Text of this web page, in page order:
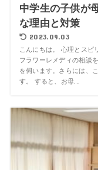
中学生の子供が
な理由と対策
2023.09.03
こんにちは。 心理とスピ
フラワーレメディの相談
を伺います。さらには、
す。 すると、お母...